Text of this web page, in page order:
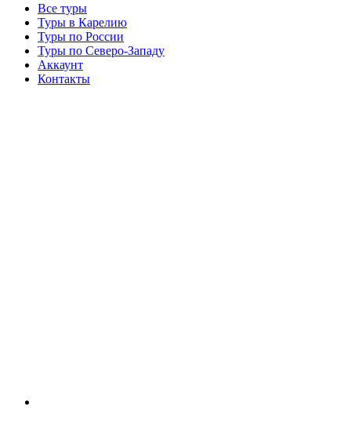
Все туры
Туры в Карелию
Туры по России
Туры по Северо-Западу
Аккаунт
Контакты